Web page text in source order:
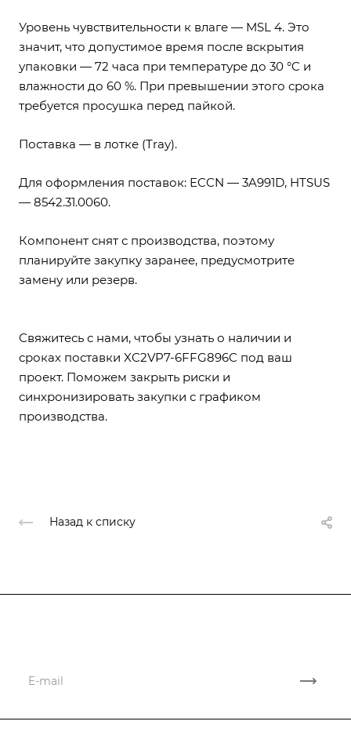
Уровень чувствительности к влаге — MSL 4. Это
значит, что допустимое время после вскрытия
упаковки — 72 часа при температуре до 30 °C и
влажности до 60 %. При превышении этого срока
требуется просушка перед пайкой.
Поставка — в лотке (Tray).
Для оформления поставок: ECCN — 3A991D, HTSUS
— 8542.31.0060.
Компонент снят с производства, поэтому
планируйте закупку заранее, предусмотрите
замену или резерв.
Свяжитесь с нами, чтобы узнать о наличии и
сроках поставки XC2VP7-6FFG896C под ваш
проект. Поможем закрыть риски и
синхронизировать закупки с графиком
производства.
Назад к списку